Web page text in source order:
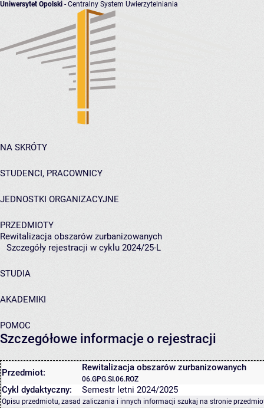
Uniwersytet Opolski - Centralny System Uwierzytelniania
NA SKRÓTY
STUDENCI, PRACOWNICY
JEDNOSTKI ORGANIZACYJNE
PRZEDMIOTY
Rewitalizacja obszarów zurbanizowanych
Szczegóły rejestracji w cyklu 2024/25-L
STUDIA
AKADEMIKI
POMOC
Szczegółowe informacje o rejestracji
Przedmiot: Rewitalizacja obszarów zurbanizowanych
06.GPG.SI.06.ROZ
Cykl dydaktyczny: Semestr letni 2024/2025
Opisu przedmiotu, zasad zaliczania i innych informacji szukaj na stronie